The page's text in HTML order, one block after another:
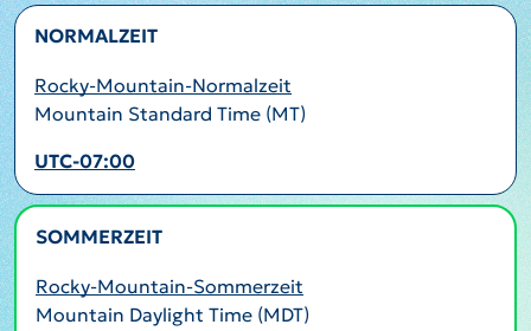
NORMALZEIT
Rocky-Mountain-Normalzeit
Mountain Standard Time (MT)
UTC-07:00
SOMMERZEIT
Rocky-Mountain-Sommerzeit
Mountain Daylight Time (MDT)